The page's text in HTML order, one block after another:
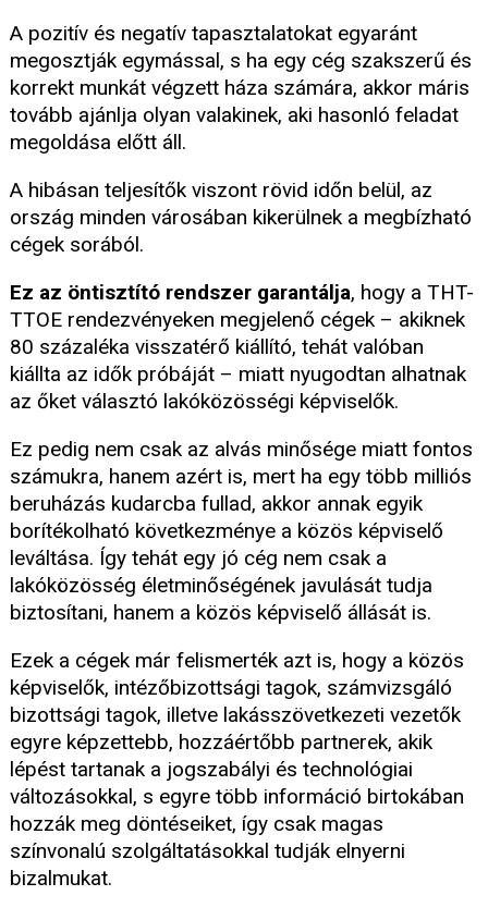
A pozitív és negatív tapasztalatokat egyaránt
megosztják egymással, s ha egy cég szakszerű és
korrekt munkát végzett háza számára, akkor máris
tovább ajánlja olyan valakinek, aki hasonló feladat
megoldása előtt áll.
A hibásan teljesítők viszont rövid időn belül, az
ország minden városában kikerülnek a megbízható
cégek sorából.
Ez az öntisztító rendszer garantálja, hogy a THT-
TTOE rendezvényeken megjelenő cégek – akiknek
80 százaléka visszatérő kiállító, tehát valóban
kiállta az idők próbáját – miatt nyugodtan alhatnak
az őket választó lakóközösségi képviselők.
Ez pedig nem csak az alvás minősége miatt fontos
számukra, hanem azért is, mert ha egy több milliós
beruházás kudarcba fullad, akkor annak egyik
borítékolható következménye a közös képviselő
leváltása. Így tehát egy jó cég nem csak a
lakóközösség életminőségének javulását tudja
biztosítani, hanem a közös képviselő állását is.
Ezek a cégek már felismerték azt is, hogy a közös
képviselők, intézőbizottsági tagok, számvizsgáló
bizottsági tagok, illetve lakásszövetkezeti vezetők
egyre képzettebb, hozzáértőbb partnerek, akik
lépést tartanak a jogszabályi és technológiai
változásokkal, s egyre több információ birtokában
hozzák meg döntéseiket, így csak magas
színvonalú szolgáltatásokkal tudják elnyerni
bizalmukat.